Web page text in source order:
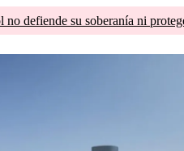
defiende su soberanía ni